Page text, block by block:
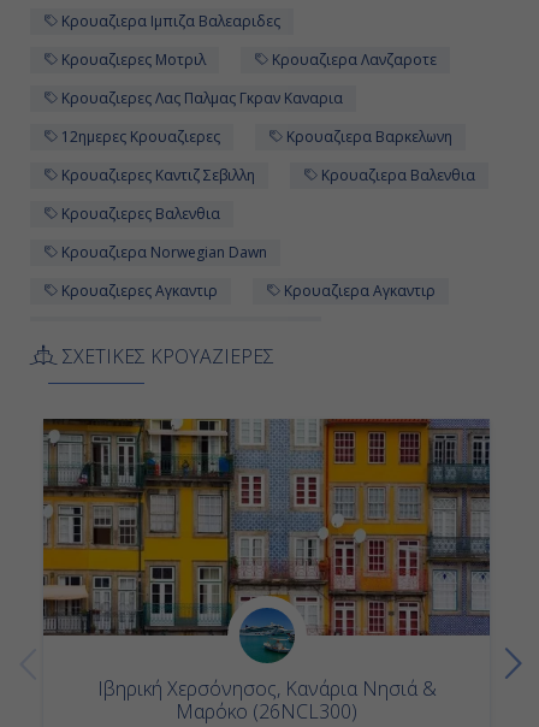
Βαλένθια, Ισπανία
7:00
Αποβίβαση
Κρουαζιερα Ιμπιζα Βαλεαριδες
Κρουαζιερες Μοτριλ
Κρουαζιερα Λανζαροτε
Κρουαζιερες Λας Παλμας Γκραν Καναρια
12ημερες Κρουαζιερες
Κρουαζιερα Βαρκελωνη
Κρουαζιερες Καντιζ Σεβιλλη
Κρουαζιερα Βαλενθια
Κρουαζιερες Βαλενθια
Κρουαζιερα Norwegian Dawn
Κρουαζιερες Αγκαντιρ
Κρουαζιερα Αγκαντιρ
Κρουαζιερες Καζαμπλανκα
Κρουαζιερες Λανζαροτε
Κρουαζιερα Norwegian Cruise Line
12ημερη Κρουαζιερα
Κρουαζιερες Λισαβονα
Κρουαζιερα Παλμα Μαγιορκα Βαλεαριδες
Κρουαζιερα Καντιζ Σεβιλλη
Κρουαζιερα Μαροκο
Κρουαζιερα Ισπανια
Κρουαζιερες Ιμπιζα Βαλεαριδες
Κρουαζιερες Παλμα Μαγιορκα Βαλεαριδες
ΣΧΕΤΙΚΕΣ ΚΡΟΥΑΖΙΕΡΕΣ
Ιβηρική Χερσόνησος, Κανάρια Νησιά &
Μαρόκο (26NCL300)